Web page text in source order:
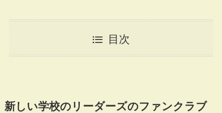
目次
新しい学校のリーダーズのファンクラブ